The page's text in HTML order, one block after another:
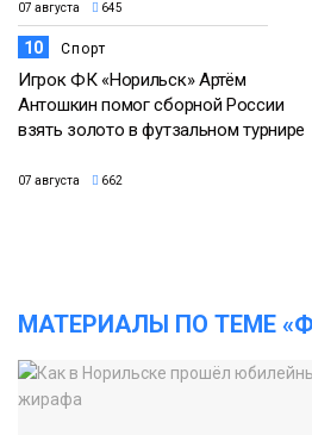
07 августа 645
10 Спорт
Игрок ФК «Норильск» Артём
Антошкин помог сборной России
взять золото в футзальном турнире
07 августа 662
МАТЕРИАЛЫ ПО ТЕМЕ